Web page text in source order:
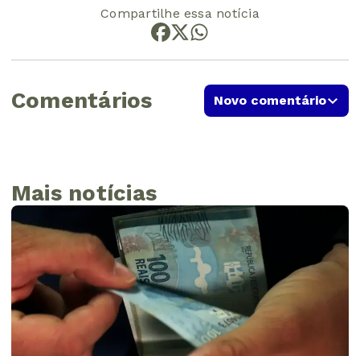
Compartilhe essa notícia
Comentários Novo comentário
Mais notícias